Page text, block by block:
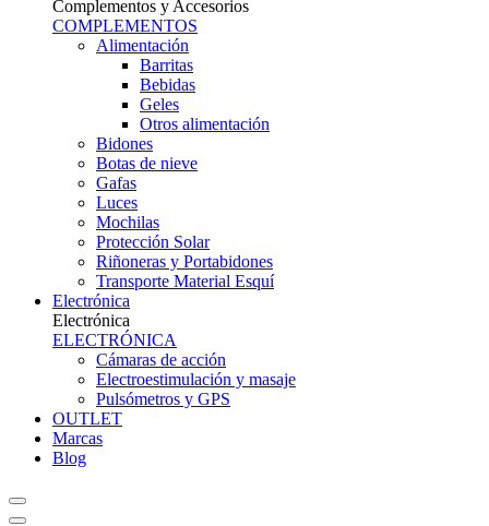
Complementos y Accesorios
COMPLEMENTOS
Alimentación
Barritas
Bebidas
Geles
Otros alimentación
Bidones
Botas de nieve
Gafas
Luces
Mochilas
Protección Solar
Riñoneras y Portabidones
Transporte Material Esquí
Electrónica
Electrónica
ELECTRÓNICA
Cámaras de acción
Electroestimulación y masaje
Pulsómetros y GPS
OUTLET
Marcas
Blog